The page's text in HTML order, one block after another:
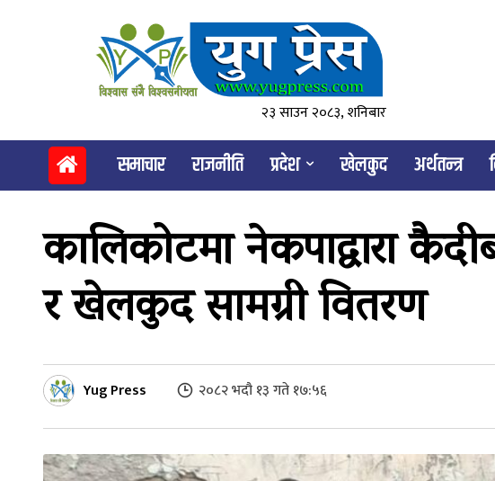
२३ साउन २०८३, शनिबार
समाचार राजनीति प्रदेश खेलकुद अर्थतन्त्र
कालिकोटमा नेकपाद्वारा
र खेलकुद सामग्री वितरण
Yug Press २०८२ भदौ १३ गते १७:५६